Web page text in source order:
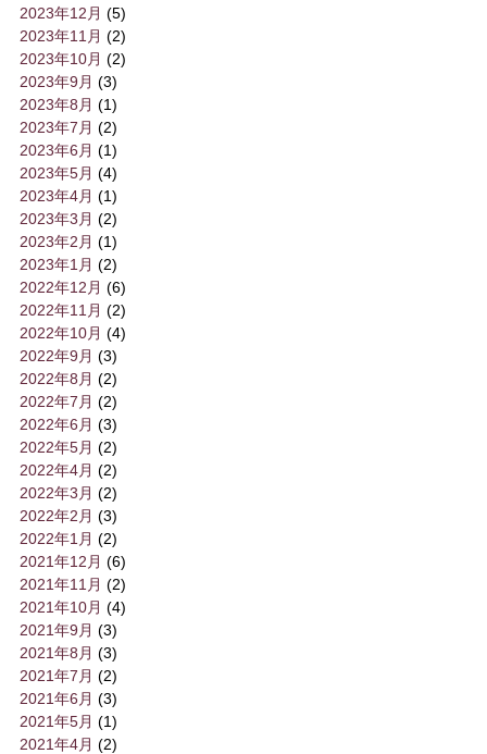
2023年12月 (5)
2023年11月 (2)
2023年10月 (2)
2023年9月 (3)
2023年8月 (1)
2023年7月 (2)
2023年6月 (1)
2023年5月 (4)
2023年4月 (1)
2023年3月 (2)
2023年2月 (1)
2023年1月 (2)
2022年12月 (6)
2022年11月 (2)
2022年10月 (4)
2022年9月 (3)
2022年8月 (2)
2022年7月 (2)
2022年6月 (3)
2022年5月 (2)
2022年4月 (2)
2022年3月 (2)
2022年2月 (3)
2022年1月 (2)
2021年12月 (6)
2021年11月 (2)
2021年10月 (4)
2021年9月 (3)
2021年8月 (3)
2021年7月 (2)
2021年6月 (3)
2021年5月 (1)
2021年4月 (2)